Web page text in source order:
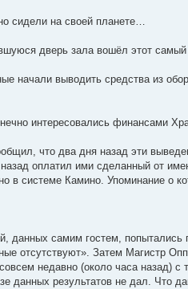
сидели на своей планете…
дверь зала вошёл этот
начали выводить средства из
интересовались финансами
что два дня назад эти
оплатил ими сделанный от
в системе Камино. Упоминание о
данных самим гостем,
отсутствуют». Затем Магистр
недавно (около часа назад)
данных результатов не дал. Что